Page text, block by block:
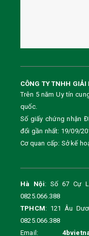
CÔNG TY TNHH
Trên 5 năm Uy tín
quốc.
Số giấy chứng nhận
đổi gần nhất: 19/09/
Cơ quan cấp: Sở kế
Hà Nội: Số 67 Cự
0825.066.388
TPHCM: 121 Âu
0825.066.388
Email: